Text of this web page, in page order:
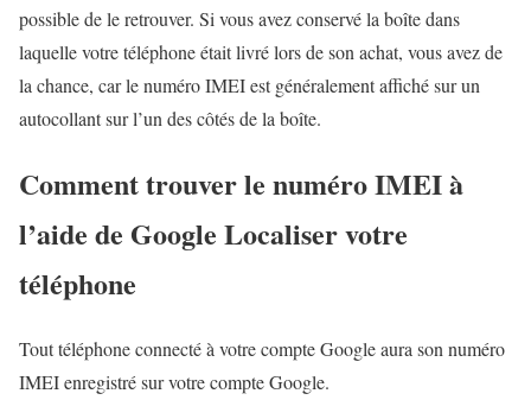
possible de le retrouver. Si vous avez conservé la boîte dans
laquelle votre téléphone était livré lors de son achat, vous avez de
la chance, car le numéro IMEI est généralement affiché sur un
autocollant sur l’un des côtés de la boîte.
Comment trouver le numéro IMEI à
l’aide de Google Localiser votre
téléphone
Tout téléphone connecté à votre compte Google aura son numéro
IMEI enregistré sur votre compte Google.